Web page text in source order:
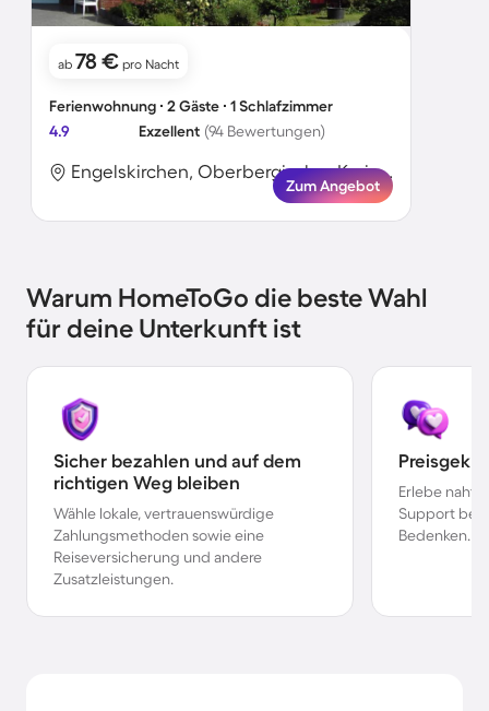
ab 78 € pro Nacht
Ferienwohnung ∙ 2 Gäste ∙ 1 Schlafzimmer
4.9
Exzellent (94 Bewertungen)
Engelskirchen, Oberbergischer Kreis, Deutschland
Zum Angebot
Warum HomeToGo die beste Wahl
für deine Unterkunft ist
Sicher bezahlen und auf dem
richtigen Weg bleiben
Wähle lokale, vertrauenswürdige
Zahlungsmethoden sowie eine
Reiseversicherung und andere
Zusatzleistungen.
Erlebe
Support bei
Bedenken.